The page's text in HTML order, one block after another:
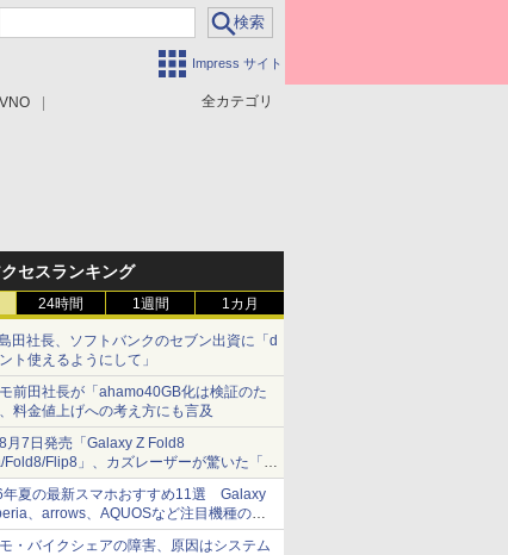
Impress サイト
全カテゴリ
セスランキング
24時間 1週間 1カ月
田社長、ソフトバンクのセブン出資に「d
ト使えるようにして」
モ前田社長が「ahamo40GB化は検証のた
料金値上げへの考え方にも言及
月7日発売「Galaxy Z Fold8
Fold8/Flip8」、カズレーザーが驚いた「そ
メニュー並みの薄さ」
年夏の最新スマホおすすめ11選 Galaxy
、arrows、AQUOSなど注目機種の特
モ・バイクシェアの障害、原因はシステム